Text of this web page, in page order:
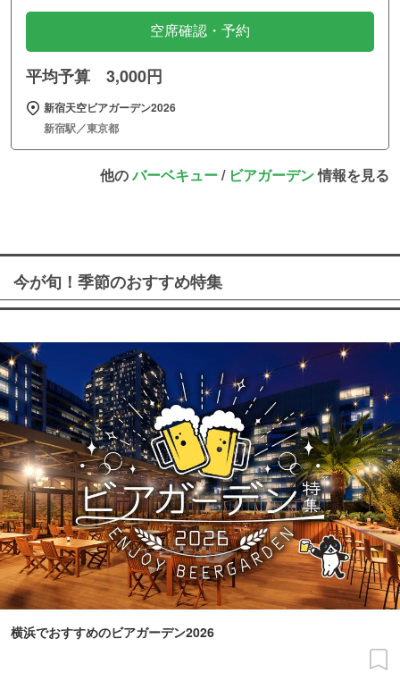
空席確認・予約
平均予算 3,000円
新宿天空ビアガーデン2026
新宿駅／東京都
他のバーベキュー/ ビアガーデン情報を見る
今が旬！季節のおすすめ特集
横浜でおすすめのビアガーデン2026